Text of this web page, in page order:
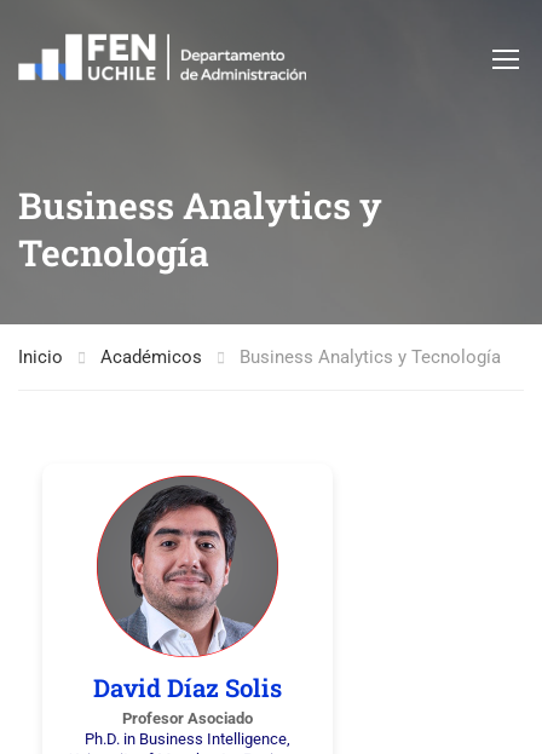
Business Analytics y
Tecnología
Inicio Académicos Business Analytics y Tecnología
David Díaz Solis
Profesor Asociado
Ph.D. in Business Intelligence,